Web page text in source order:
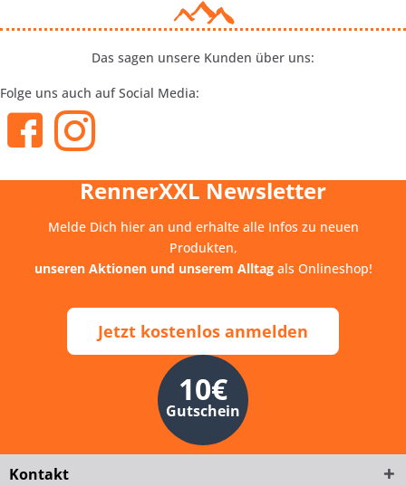
Das sagen unsere Kunden über uns:
Folge uns auch auf Social Media:
RennerXXL Newsletter
Melde Dich hier an und erhalte alle Infos zu neuen
Produkten,
unseren Aktionen und unserem Alltagals Onlineshop!
Jetzt kostenlos anmelden
10€
Gutschein
Kontakt